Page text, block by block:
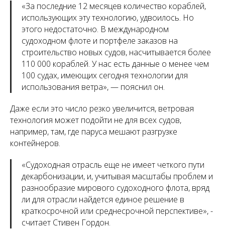
«За последние 12 месяцев количество кораблей,
использующих эту технологию, удвоилось. Но
этого недостаточно. В международном
судоходном флоте и портфеле заказов на
строительство новых судов, насчитывается более
110 000 кораблей. У нас есть данные о менее чем
100 судах, имеющих сегодня технологии для
использования ветра», — пояснил он.
Даже если это число резко увеличится, ветровая
технология может подойти не для всех судов,
например, там, где паруса мешают разгрузке
контейнеров.
«Судоходная отрасль еще не имеет четкого пути
декарбонизации, и, учитывая масштабы проблем и
разнообразие мирового судоходного флота, вряд
ли для отрасли найдется единое решение в
краткосрочной или среднесрочной перспективе», -
считает Стивен Гордон.